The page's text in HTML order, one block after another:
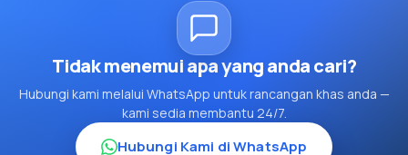
Tidak menemui apa yang anda cari?
Hubungi kami melalui WhatsApp untuk rancangan khas anda —
kami sedia membantu 24/7.
Hubungi Kami di WhatsApp